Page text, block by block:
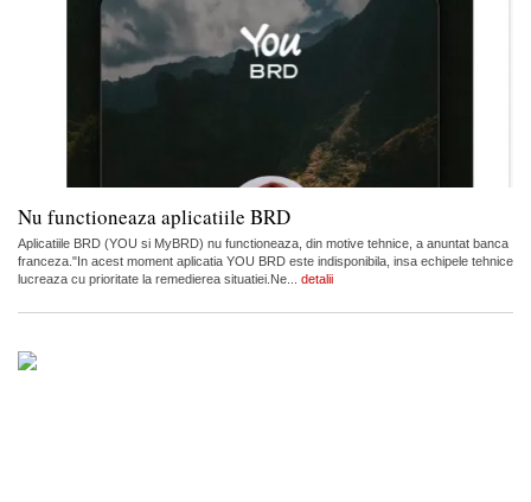
Nu functioneaza aplicatiile BRD
Aplicatiile BRD (YOU si MyBRD) nu functioneaza, din motive tehnice, a anuntat banca
franceza."In acest moment aplicatia YOU BRD este indisponibila, insa echipele tehnice
lucreaza cu prioritate la remedierea situatiei.Ne... detalii